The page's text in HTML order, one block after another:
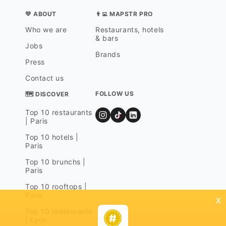
💛 ABOUT
Who we are
Jobs
Press
Contact us
👨‍💻 MAPSTR PRO
Restaurants, hotels
& bars
Brands
🗺 DISCOVER
Top 10 restaurants
| Paris
Top 10 hotels |
Paris
Top 10 brunchs |
Paris
Top 10 rooftops |
FOLLOW US
x